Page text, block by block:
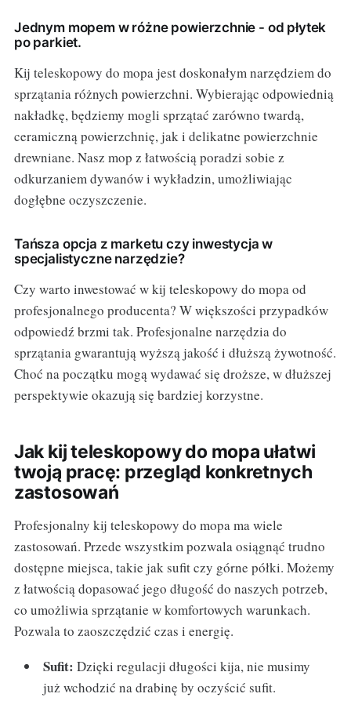
Jednym mopem w różne powierzchnie - od płytek
po parkiet.
Kij teleskopowy do mopa jest doskonałym narzędziem do
sprzątania różnych powierzchni. Wybierając odpowiednią
nakładkę, będziemy mogli sprzątać zarówno twardą,
ceramiczną powierzchnię, jak i delikatne powierzchnie
drewniane. Nasz mop z łatwością poradzi sobie z
odkurzaniem dywanów i wykładzin, umożliwiając
dogłębne oczyszczenie.
Tańsza opcja z marketu czy inwestycja w
specjalistyczne narzędzie?
Czy warto inwestować w kij teleskopowy do mopa od
profesjonalnego producenta? W większości przypadków
odpowiedź brzmi tak. Profesjonalne narzędzia do
sprzątania gwarantują wyższą jakość i dłuższą żywotność.
Choć na początku mogą wydawać się droższe, w dłuższej
perspektywie okazują się bardziej korzystne.
Jak kij teleskopowy do mopa ułatwi
twoją pracę: przegląd konkretnych
zastosowań
Profesjonalny kij teleskopowy do mopa ma wiele
zastosowań. Przede wszystkim pozwala osiągnąć trudno
dostępne miejsca, takie jak sufit czy górne półki. Możemy
z łatwością dopasować jego długość do naszych potrzeb,
co umożliwia sprzątanie w komfortowych warunkach.
Pozwala to zaoszczędzić czas i energię.
Sufit: Dzięki regulacji długości kija, nie musimy
już wchodzić na drabinę by oczyścić sufit.